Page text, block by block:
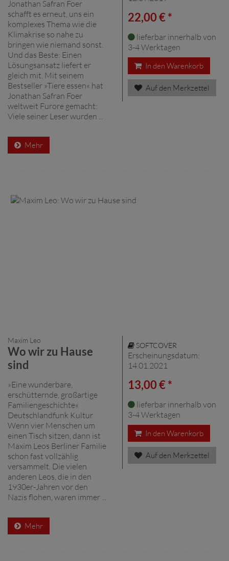
Jonathan Safran Foer
schafft es erneut, uns ein
komplexes Thema wie die
Klimakrise so nahe zu
bringen wie niemand sonst.
Und das Beste: Einen
Lösungsansatz liefert er
gleich mit. Mit seinem
Bestseller »Tiere essen« hat
Jonathan Safran Foer
weltweit Furore gemacht:
Viele seiner Leser wurden ...
Mehr
22,00 € *
lieferbar innerhalb von
3-4 Werktagen
In den Warenkorb
Auf den Merkzettel
Maxim Leo
Wo wir zu Hause
sind
»Eine wunderbare,
erschütternde, großartige
Familiengeschichte«
Deutschlandfunk Kultur
Wenn vier Menschen um
einen Tisch sitzen, dann ist
Maxim Leos Berliner Familie
schon fast vollzählig
versammelt. Die vielen
anderen Leos, die in den
1930er-Jahren vor den
Nazis flohen, waren immer ...
Mehr
SOFTCOVER
Erscheinungsdatum:
14.01.2021
13,00 € *
lieferbar innerhalb von
3-4 Werktagen
In den Warenkorb
Auf den Merkzettel